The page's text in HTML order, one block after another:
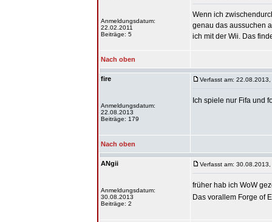
Anmeldungsdatum:
22.02.2011
Beiträge: 5
Wenn ich
genau das aussuchen
ich mit der Wii. Das
Nach oben
fire
Anmeldungsdatum:
22.08.2013
Beiträge: 179
Verfasst am:
Ich spiele nur Fifa und
Nach oben
ANgii
Anmeldungsdatum:
30.08.2013
Beiträge: 2
Verfasst am:
früher hab ich WoW
Das vorallem Forge of